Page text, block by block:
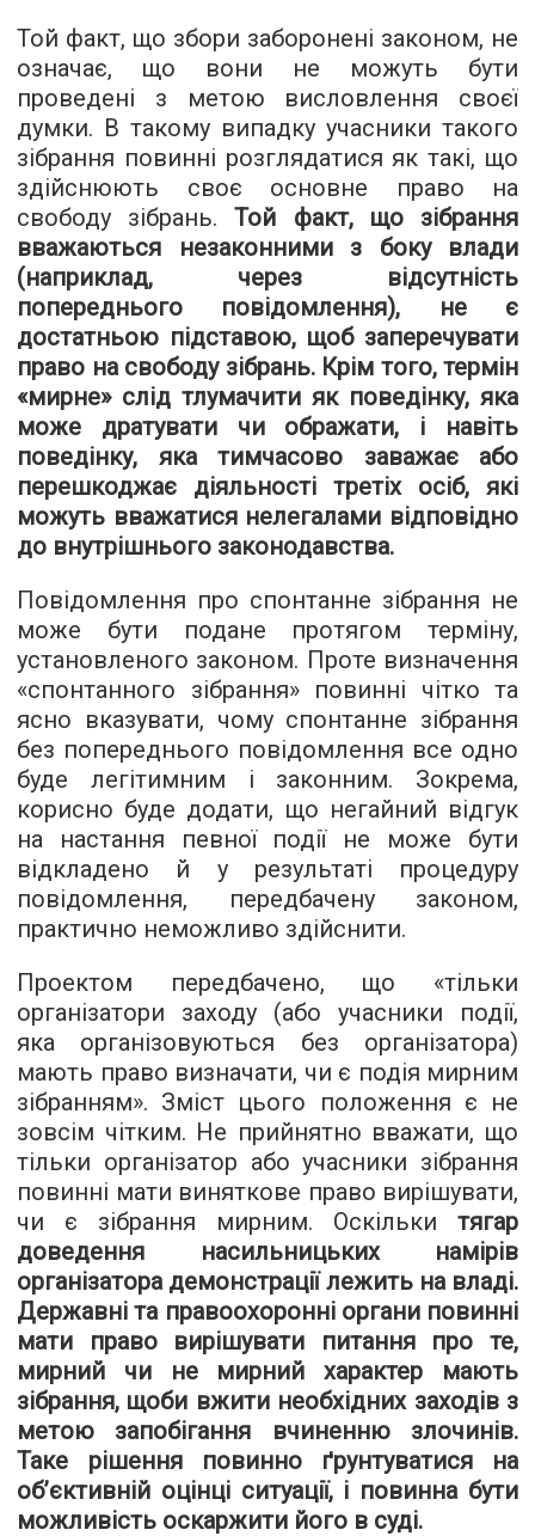
Той факт, що збори заборонені законом, не
означає, що вони не можуть бути
проведені з метою висловлення своєї
думки. В такому випадку учасники такого
зібрання повинні розглядатися як такі, що
здійснюють своє основне право на
свободу зібрань.Той факт, що зібрання
вважаються незаконними з боку влади
(наприклад, через відсутність
попереднього повідомлення), не є
достатньою підставою, щоб заперечувати
право на свободу зібрань. Крім того, термін
«мирне» слід тлумачити як поведінку, яка
може дратувати чи ображати, і навіть
поведінку, яка тимчасово заважає або
перешкоджає діяльності третіх осіб, які
можуть вважатися нелегалами відповідно
до внутрішнього законодавства.
Повідомлення про спонтанне зібрання не
може бути подане протягом терміну,
установленого законом. Проте визначення
«спонтанного зібрання» повинні чітко та
ясно вказувати, чому спонтанне зібрання
без попереднього повідомлення все одно
буде легітимним і законним. Зокрема,
корисно буде додати, що негайний відгук
на настання певної події не може бути
відкладено й у результаті процедуру
повідомлення, передбачену законом,
практично неможливо здійснити.
Проектом передбачено, що «тільки
організатори заходу (або учасники події,
яка організовуються без організатора)
мають право визначати, чи є подія мирним
зібранням». Зміст цього положення є не
зовсім чітким. Не прийнятно вважати, що
тільки організатор або учасники зібрання
повинні мати виняткове право вирішувати,
чи є зібрання мирним. Оскільки тягар
доведення насильницьких намірів
організатора демонстрації лежить на владі.
Державні та правоохоронні органи повинні
мати право вирішувати питання про те,
мирний чи не мирний характер мають
зібрання, щоби вжити необхідних заходів з
метою запобігання вчиненню злочинів.
Таке рішення повинно ґрунтуватися на
об’єктивній оцінці ситуації, і повинна бути
можливість оскаржити його в суді.